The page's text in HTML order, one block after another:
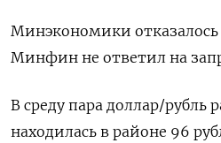
Минэкономики
Минфин не ответил на
В среду пара доллар/рубль
находилась в районе 96